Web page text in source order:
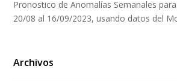
Pronostico de Anomalías Semanales
20/08 al 16/09/2023, usando datos del
Archivos